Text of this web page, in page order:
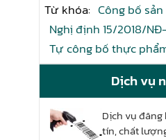
Từ khóa: Công bố
Nghị định 15/2018/
Tự công bố thực
Dịch vụ
Dịch vụ đăng
tín, chất